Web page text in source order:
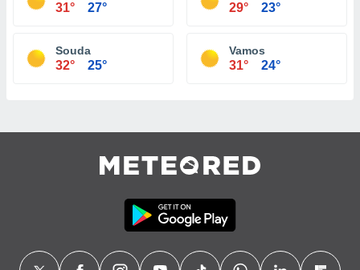
31° 27° 29° 23°
Souda
32° 25°
Vamos
31° 24°